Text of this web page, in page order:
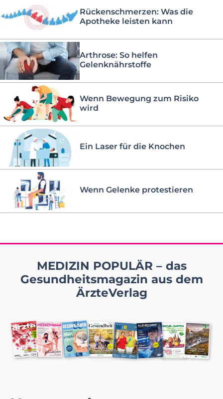
Rückenschmerzen: Was die
Apotheke leisten kann
Arthrose: So helfen
Gelenknährstoffe
Wenn Bewegung zum Risiko
wird
Ein Laser für die Knochen
Wenn Gelenke protestieren
MEDIZIN POPULÄR – das
Gesundheitsmagazin aus dem
ÄrzteVerlag